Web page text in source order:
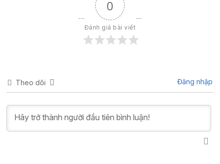
0
Đánh giá bài viết
Theo dõi Đăng nhập